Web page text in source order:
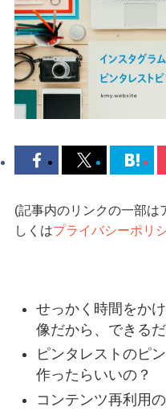
(記事内のリンクの一部は
しくはプライバシーポリ
せっかく時間をか
像だから、できる
ピンタレストのピ
作ったらいいの？
コンテンツ再利用